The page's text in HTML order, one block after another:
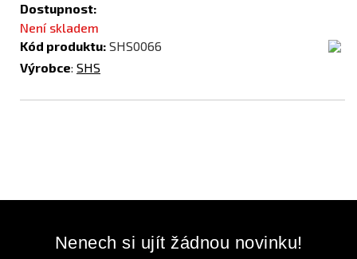
Dostupnost:
Není skladem
Kód produktu: SHS0066
Výrobce: SHS
Nenech si ujít žádnou novinku!